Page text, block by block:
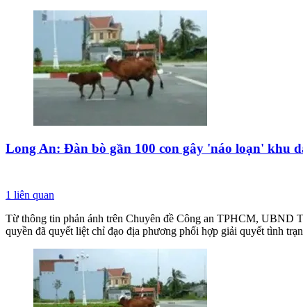
Long An: Đàn bò gần 100 con gây 'náo loạn' khu
1 liên quan
Từ thông tin phản ánh trên Chuyên đề Công an TPHCM, UBND
quyền đã quyết liệt chỉ đạo địa phương phối hợp giải quyết tình